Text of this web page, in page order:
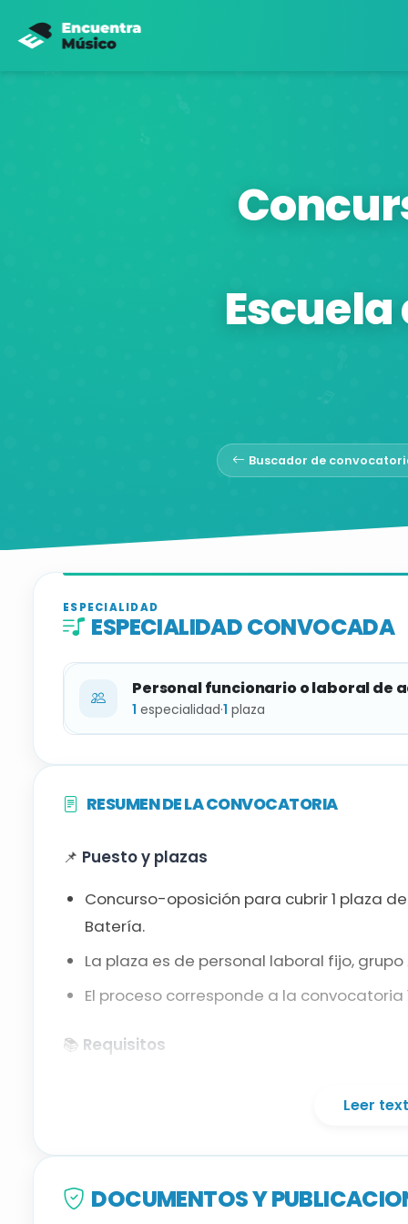
Buscador de
ESPECIALIDAD
ESPECIALIDAD CONVOCADA
Personal funcionario o laboral de
1 especialidad·1 plaza
Batería
RESUMEN DE LA CONVOCATORIA
📌 Puesto y plazas
Concurso-oposición para cubrir 1 plaza
Batería.
La plaza es de personal laboral fijo,
El proceso corresponde a la convocatoria
📚 Requisitos
deben contar con la homologación o
Castellano: las personas aspirantes sin
Leer
DOCUMENTOS Y